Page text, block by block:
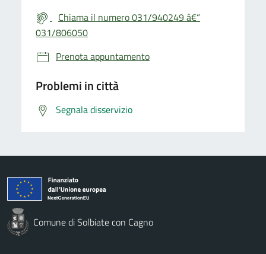
Chiama il numero 031/940249 â€“
031/806050
Prenota appuntamento
Problemi in città
Segnala disservizio
Comune di Solbiate con Cagno